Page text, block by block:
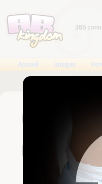
386
Accueil Images
Un